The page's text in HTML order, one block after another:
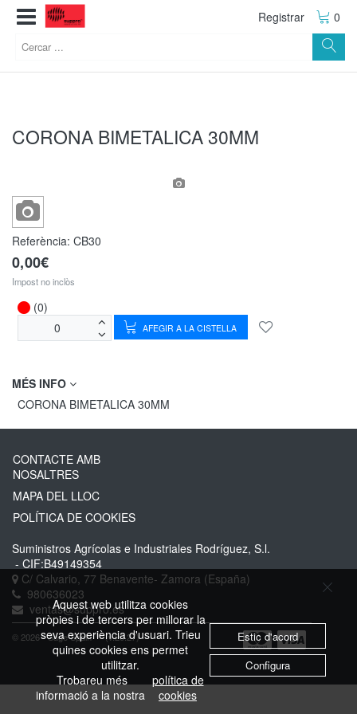
Registrar 0
CORONA BIMETALICA 30MM
Referència: CB30
0,00€
Impost no inclòs
(0)
AFEGIR A LA CISTELLA
MÉS INFO
CORONA BIMETALICA 30MM
CONTACTE AMB
NOSALTRES
MAPA DEL LLOC
POLÍTICA DE COOKIES
Suministros Agrícolas e Industriales Rodríguez, S.l.
- CIF:B49149354
C/ Calvario, 77 Benavente- Zamora (España)
980636023
ventas@suppro.es
© 2026 - Sage Spain ™ (v.20.27)
Aquest web utilitza cookies
pròpies i de tercers per millorar la
seva experiència d'usuari. Trieu
quines cookies ens permet
utilitzar.
Trobareu més
informació a la nostra
política de
cookies
Estic d'acord
Configura